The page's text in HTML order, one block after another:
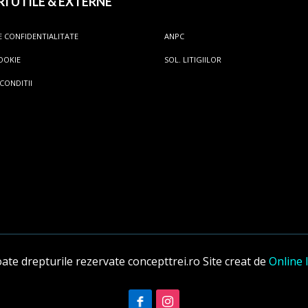
CONFIDENTIALITATE ANPC
SOL. LITIGIILOR
drepturile rezervate concepttrei.ro Site creat de Online